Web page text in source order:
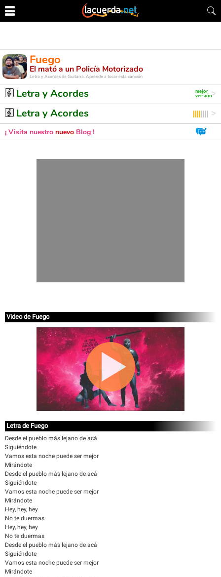
Fuego
El mató a un Policía Motorizado
Letra y Acordes de Guitarra. Aprende a tocar esta canción
Letra y Acordes
Letra y Acordes
¡ Visita nuestro nuevo Blog !
Video de Fuego
Letra de Fuego
Desde el pueblo más lejano de acá
Siguiéndote
Vamos esta noche puede ser mejor
Mirándote
Desde el pueblo más lejano de acá
Siguiéndote
Vamos esta noche puede ser mejor
Mirándote
Hey, hey, hey
No te duermas
Hey, hey, hey
No te duermas
Desde el pueblo más lejano de acá
Siguiéndote
Vamos esta noche puede ser mejor
Mirándote